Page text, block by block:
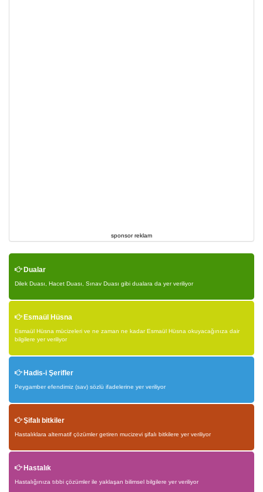
sponsor reklam
Dualar
Dilek Duası, Hacet Duası, Sınav Duası gibi dualara da yer veriliyor
Esmaül Hüsna
Esmaül Hüsna mücizeleri ve ne zaman ne kadar Esmaül Hüsna okuyacağınıza dair
bilgilere yer veriliyor
Hadis-i Şerifler
Peygamber efendimiz (sav) sözlü ifadelerine yer veriliyor
Şifalı bitkiler
Hastalıklara alternatif çözümler getiren mucizevi şifalı bitkilere yer veriliyor
Hastalık
Hastalığınıza tıbbi çözümler ile yaklaşan bilimsel bilgilere yer veriliyor